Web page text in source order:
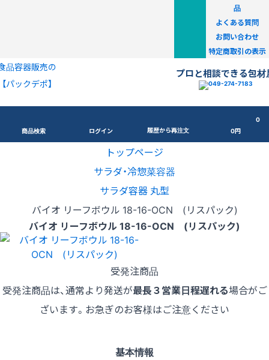
品
よくある質問
お問い合わせ
特定商取引の表示
品容器販売の
【パックデポ】
プロと相談できる包材
商品検索 ログイン 履歴から再注文
0
0円
トップページ
サラダ・冷惣菜容器
サラダ容器 丸型
バイオ リーフボウル 18-16-OCN (リスパック)
バイオ リーフボウル 18-16-OCN (リスパック)
受発注商品
受発注商品は、通常より発送が最長３営業日程遅れる場合がご
ざいます。お急ぎのお客様はご注意ください
基本情報